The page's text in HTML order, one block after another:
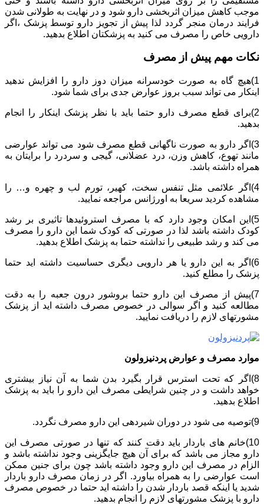
موجب کاهش میزان اثربخشی دارو شود و در نهایت به طولانی شدن
فرایند درمان منجر گردد لذا پیش از تجویز دارو توسط پزشک ،اگر
دارویی خاص را مصرف می کنید به پزشکتان اطلاع بدهید.
نکات مهم پیش از مصرف
1)هیچ گاه به صورت خودسرانه میزان دوز دارو را افزایش ندهید
اینکار می تواند سبب بروز عوارض جدی برای شما شود.
2)برای قطع مصرف دارو حتما باید با نظر پزشک اینکار را انجام
بدهید.
3)اگر دارو به صورت ناگهانی قطع مصرف شود می تواند عوارضی
مانند تهوع، کاهش وزن، درد عضلانی، گیجی و سردرد را برایتان به
همراه داشته باشد.
4)اگر علائمی مثل تنفس سخت، کهیر، تورم لب و چهره و… را
مشاهده کردید سریعا به اورژانس مراجعه نمایید.
5)این امکان وجود دارد که با مصرف استروئیدها تاثیری بر رشد
کودک داشته باشد لذا در صورتی که کودک شما این دارو را مصرف
می کند و رشد طبیعی را نداشته حتما به پزشک اطلاع بدهید.
6)اگر به این دارو یا هر دارویی دیگری حساسیت داشته اید حتما
پزشک را مطلع کنید.
7)پیش از مصرف این دارو حتما بروشور درون جعبه را به دقت
مطالعه کنید و اگر سوالی در خصوص مصرف داشته اید از پزشک
مشورتهای لازم را دریافت نمایید.
موارد مصرف و عوارض پردنیزولون
8)اگر که تحت استرس قرار بگیرد بدن شما به آن نیاز بیشتری
خواهد داشت و در چنین شرایطی مصرف این دارو را باید به پزشک
اطلاع بدهید.
9)توصیه می شود در دوران شیردهی این دارو مصرف نگردد.
10)خانم های باردار باید دقت کنند که تنها در صورتی مصرف این
دارو مجاز می باشد که برای آن هیچ جایگزینی وجود نداشته باشد و
الزام در مصرف این دارو وجود داشته باشد چون برای جنین ممکن
است عوارضی را به همراه بیاورد. اگر در زمان مصرف دارو باردار
شدید یا اینکه قصد باردار شدن را داشته اید حتما در خصوص مصرف
دارو با پزشک مشورتهای لازم را انجام بدهید.